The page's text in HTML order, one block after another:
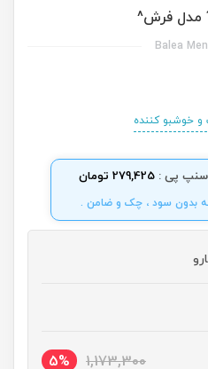
آ مدل فرش^
Balea
و خوشبو کننده
پی : 279,425 تومان
1,173,300
5%